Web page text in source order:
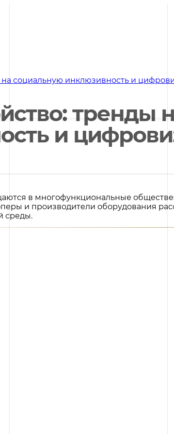
на социальную инклюзивность и
тренды
и
в многофункциональные
и производители оборудования
среды.